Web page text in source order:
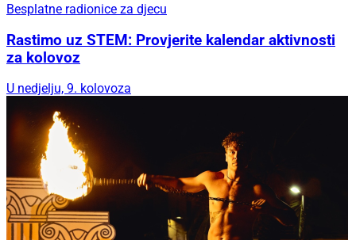
Besplatne radionice za djecu
Rastimo uz STEM: Provjerite kalendar aktivnosti
za kolovoz
U nedjelju, 9. kolovoza